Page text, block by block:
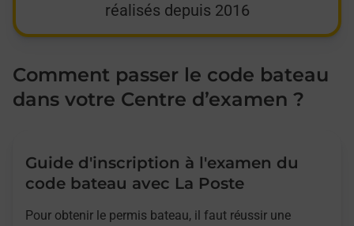
réalisés depuis 2016
Comment passer le code bateau
dans votre Centre d’examen ?
Guide d'inscription à l'examen du
code bateau avec La Poste
Pour obtenir le permis bateau, il faut réussir une